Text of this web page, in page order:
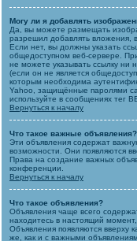
Могу ли я добавлять
Да, вы можете размещать
разрешил добавлять вложения,
Если нет, вы должны указать
общедоступном веб-сервере.
не можете указывать ссылку
(если он не является
которым необходима
Yahoo, защищённые паролями
используйте в сообщениях тег
Вернуться к началу
Что такое важные объявления?
Эти объявления содержат
возможности. Они появляются
Права на создание важных
конференции.
Вернуться к началу
Что такое объявления?
Объявления чаще всего
находитесь в настоящий
Объявления появляются вверху
же, как и с важными